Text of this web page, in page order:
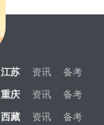
江苏 资讯 备考
重庆 资讯 备考
西藏 资讯 备考